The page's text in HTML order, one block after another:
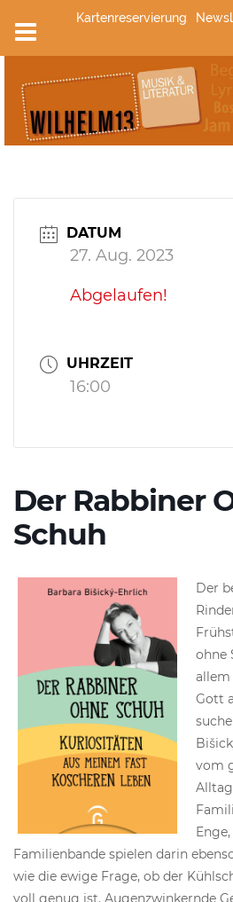
Inhalt
springen
Kartenreservierung
DATUM
27. Aug. 2023
Abgelaufen!
UHRZEIT
16:00
Der Rabbiner
Schuh
Der
ohne
allem
Gott
vom
Familienbande spielen darin
wie die ewige Frage, ob der
voll genug ist. Augenzwinkernde